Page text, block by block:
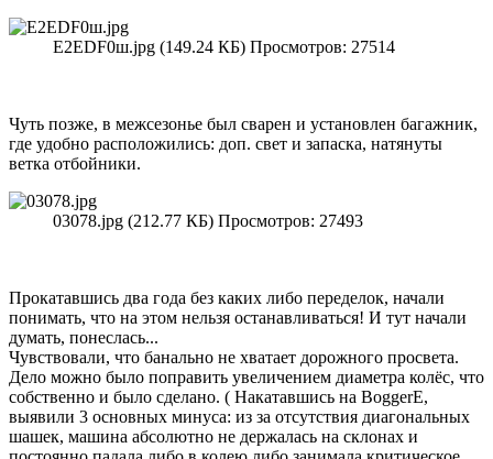
E2EDF0ш.jpg (149.24 КБ) Просмотров: 27514
Чуть позже, в межсезонье был сварен и установлен багажник,
где удобно расположились: доп. свет и запаска, натянуты
ветка отбойники.
03078.jpg (212.77 КБ) Просмотров: 27493
Прокатавшись два года без каких либо переделок, начали
понимать, что на этом нельзя останавливаться! И тут начали
думать, понеслась...
Чувствовали, что банально не хватает дорожного просвета.
Дело можно было поправить увеличением диаметра колёс, что
собственно и было сделано. ( Накатавшись на BoggerE,
выявили 3 основных минуса: из за отсутствия диагональных
шашек, машина абсолютно не держалась на склонах и